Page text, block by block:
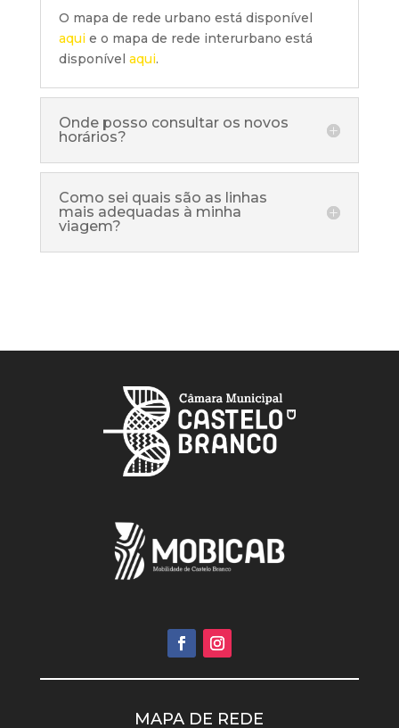
O mapa de rede urbano está disponível
aquie o mapa de rede interurbano está
disponível aqui.
Onde posso consultar os novos
horários?
Como sei quais são as linhas
mais adequadas à minha
viagem?
MAPA DE REDE